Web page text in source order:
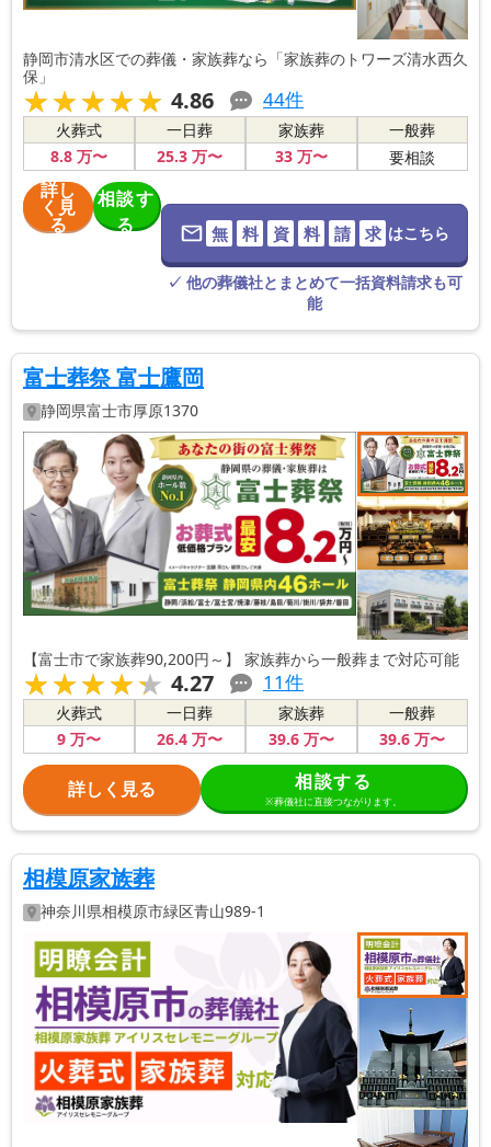
静岡市清水区での葬儀・家族葬なら「家族葬のトワーズ清水西久
保」
★★★★★
★★★★★ 4.86 44件
火葬式
8.8万〜
一日葬
25.3 万〜
家族葬
33万〜
一般葬
要相談
詳し
く見
る
相談す
る
無 料 資 料 請 求 はこちら
✓ 他の葬儀社とまとめて一括資料請求も可
能
富士葬祭 富士鷹岡
静岡県富士市厚原1370
【富士市で家族葬90,200円～】 家族葬から一般葬まで対応可能
★★★★★
★★★★★ 4.27 11件
火葬式
9万〜
一日葬
26.4 万〜
家族葬
39.6万〜
一般葬
39.6 万〜
詳しく見る 相談する
※葬儀社に直接つながります。
相模原家族葬
神奈川県相模原市緑区青山989-1